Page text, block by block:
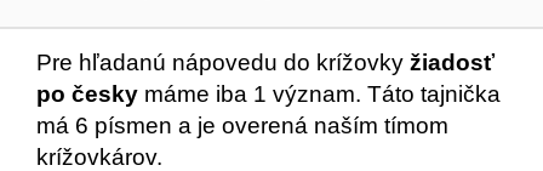
Pre hľadanú nápovedu do krížovky žiadosť
po česky máme iba 1 význam. Táto tajnička
má 6 písmen a je overená naším tímom
krížovkárov.